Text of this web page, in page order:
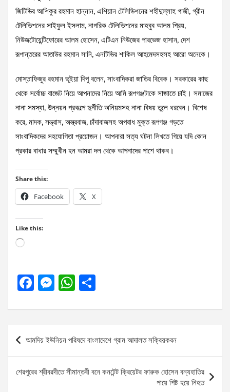
জিটিভির আশিকুর রহমান হান্নান, এশিয়ান টেলিভিশনের শহীদুল্লাহ গাজী, গ্রীন
টেলিভিশনের সাইফুল ইসলাম, নাগরিক টেলিভিশনের মাহবুব আলম প্রিয়,
নিউজটোয়েন্টিফোরের আলম হোসেন, এটিএন নিউজের পারভেজ হাসান, দেশ
রূপান্তরের আতাউর রহমান সানি, এনটিভির শাকিল আহমেদসহসহ আরো অনেকে।
মোস্তাফিজুর রহমান ভূইয়া দিপু বলেন, সাংবাদিকরা জাতির বিবেক। সরকারের কাছ
থেকে সর্বোচ্চ বাজেট নিয়ে আপনাদের নিয়ে আমি রূপগঞ্জটাকে সাজাতে চাই। সমাজের
নানা সমস্যা, উন্নয়ন প্রকল্পে দুর্নীতি অনিয়মসহ নানা বিষয় তুলে ধরবেন। বিশেষ
করে, মাদক, সন্ত্রাস, অস্ত্রবাজ, চাঁদাবাজসহ অপরাধ মুক্ত রূপগঞ্জ গড়তে
সাংবাদিকদের সহযোগিতা প্রয়োজন। আপনারা সত্য ঘটনা লিখতে গিয়ে যদি কোন
প্রকার বাধার সম্মুখীন হন আমরা দল থেকে আপনাদের পাশে থাকব।
Share this:
Facebook X
Like this:
Loading…
F
ce
b
o
o
k
M
se
n
g
er
W
at
s
A
p
p
ar
Post
navigation
আমদিয় ইউনিয়ন পরিষদে বাংলাদেশে গ্রাম আদালত সক্রিয়করন
শেরপুরের শ্রীবরদীতে সীমান্তর্বী বনে কনটেন্ট ক্রিয়েটর ফারুক হোসেন বন্যহাতির
পায়ে পিষ্ট হয়ে নিহত